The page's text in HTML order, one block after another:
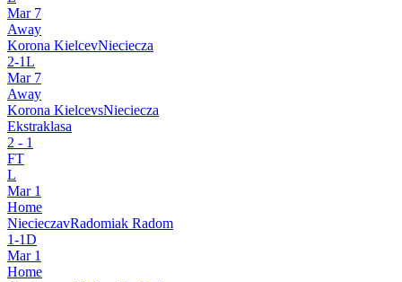
Mar 7
Away
Korona KielcevNieciecza
2-1L
Mar 7
Away
Korona KielcevsNieciecza
Ekstraklasa
2 - 1
FT
L
Mar 1
Home
NiecieczavRadomiak Radom
1-1D
Mar 1
Home